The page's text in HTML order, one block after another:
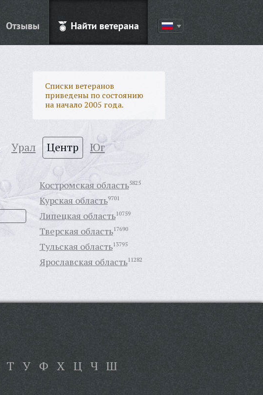
Отзывы Найти ветерана
Списки ветеранов
приведены по состоянию
на начало 2005 года.
Урал Центр Юг
Костромская область5825
Курская область9701
Липецкая область10759
Тверская область17690
Тульская область13795
Ярославская область11282
Т У Ф Х Ц Ч Ш